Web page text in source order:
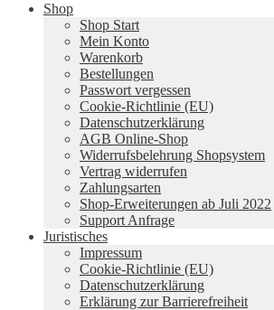
Shop
Shop Start
Mein Konto
Warenkorb
Bestellungen
Passwort vergessen
Cookie-Richtlinie (EU)
Datenschutzerklärung
AGB Online-Shop
Widerrufsbelehrung Shopsystem
Vertrag widerrufen
Zahlungsarten
Shop-Erweiterungen ab Juli 2022
Support Anfrage
Juristisches
Impressum
Cookie-Richtlinie (EU)
Datenschutzerklärung
Erklärung zur Barrierefreiheit